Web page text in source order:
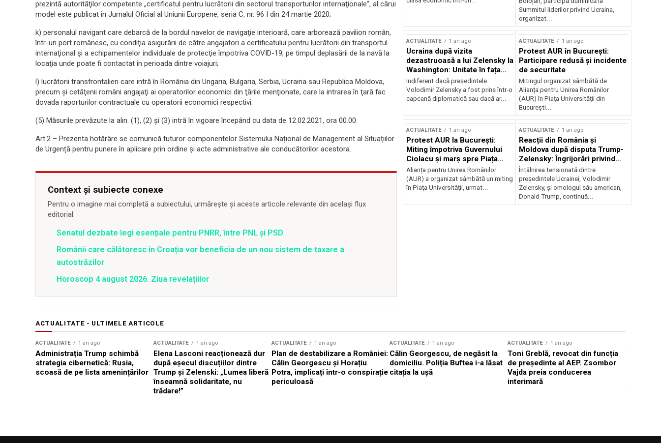
prezintă autorităţilor competente „certificatul pentru lucrătorii din sectorul transporturilor internaţionale“, al cărui
model este publicat în Jurnalul Oficial al Uniunii Europene, seria C, nr. 96 I din 24 martie 2020;
k) personalul navigant care debarcă de la bordul navelor de navigaţie interioară, care arborează pavilion român,
într-un port românesc, cu condiţia asigurării de către angajatori a certificatului pentru lucrătorii din transportul
internaţional şi a echipamentelor individuale de protecţie împotriva COVID-19, pe timpul deplasării de la navă la
locaţia unde poate fi contactat în perioada dintre voiajuri;
l) lucrătorii transfrontalieri care intră în România din Ungaria, Bulgaria, Serbia, Ucraina sau Republica Moldova,
precum şi cetăţenii români angajaţi ai operatorilor economici din ţările menţionate, care la intrarea în ţară fac
dovada raporturilor contractuale cu operatorii economici respectivi.
(5) Măsurile prevăzute la alin. (1), (2) și (3) intră în vigoare începând cu data de 12.02.2021, ora 00.00.
Art.2 – Prezenta hotărâre se comunică tuturor componentelor Sistemului Național de Management al Situațiilor
de Urgență pentru punere în aplicare prin ordine și acte administrative ale conducătorilor acestora.
Context și subiecte conexe
Pentru o imagine mai completă a subiectului, urmărește și aceste articole relevante din același flux
editorial.
Senatul dezbate legi esențiale pentru PNRR, între PNL și PSD
Românii care călătoresc în Croația vor beneficia de un nou sistem de taxare a
autostrăzilor
Horoscop 4 august 2026. Ziua revelațiilor
Summitul liderilor privind Ucraina,
organizat...
ACTUALITATE 1 an ago
Ucraina după vizita
dezastruoasă a lui Zelensky la
Washington: Unitate în fața
incertitudinii
Indiferent dacă președintele
Volodimir Zelensky a fost prins într-o
capcană diplomatică sau dacă ar...
ACTUALITATE 1 an ago
Protest AUR în București:
Participare redusă și incidente
de securitate
Mitingul organizat sâmbătă de
Alianța pentru Unirea Românilor
(AUR) în Piața Universității din
București...
ACTUALITATE 1 an ago
Protest AUR la București:
Miting împotriva Guvernului
Ciolacu și marș spre Piața
Victoriei
Alianța pentru Unirea Românilor
(AUR) a organizat sâmbătă un miting
în Piața Universității, urmat...
ACTUALITATE 1 an ago
Reacții din România și
Moldova după disputa Trump-
Zelensky: Îngrijorări privind
securitatea regională
Întâlnirea tensionată dintre
președintele Ucrainei, Volodimir
Zelensky, și omologul său american,
Donald Trump, continuă...
ACTUALITATE - ULTIMELE ARTICOLE
ACTUALITATE 1 an ago
Administrația Trump schimbă
strategia cibernetică: Rusia,
scoasă de pe lista amenințărilor
ACTUALITATE 1 an ago
Elena Lasconi reacționează dur
după eșecul discuțiilor dintre
Trump și Zelenski: „Lumea liberă
înseamnă solidaritate, nu
trădare!”
ACTUALITATE 1 an ago
Plan de destabilizare a României:
Călin Georgescu și Horațiu
Potra, implicați într-o conspirație
periculoasă
ACTUALITATE 1 an ago
Călin Georgescu, de negăsit la
domiciliu. Poliția Buftea i-a lăsat
citația la ușă
ACTUALITATE 1 an ago
Toni Greblă, revocat din funcția
de președinte al AEP. Zsombor
Vajda preia conducerea
interimară